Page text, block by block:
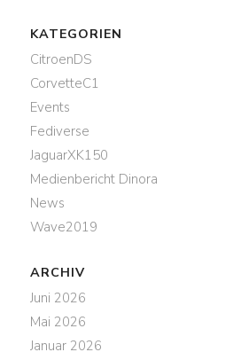
KATEGORIEN
CitroenDS
CorvetteC1
Events
Fediverse
JaguarXK150
Medienbericht Dinora
News
Wave2019
ARCHIV
Juni 2026
Mai 2026
Januar 2026